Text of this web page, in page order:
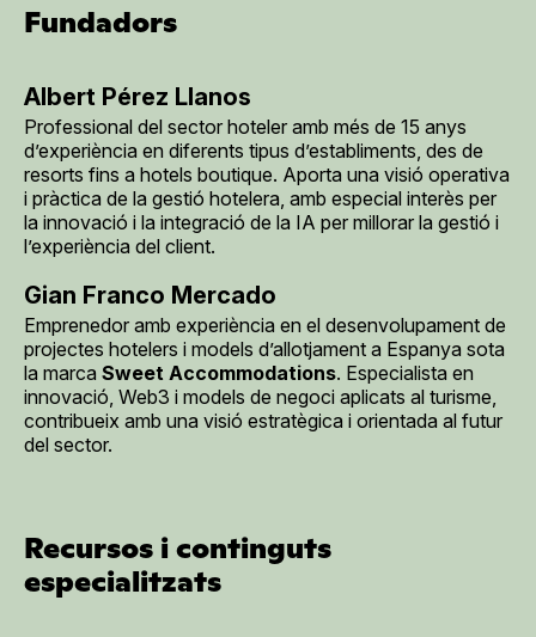
Fundadors
Albert Pérez Llanos
Professional del sector hoteler amb més de 15 anys
d’experiència en diferents tipus d’establiments, des de
resorts fins a hotels boutique. Aporta una visió operativa
i pràctica de la gestió hotelera, amb especial interès per
la innovació i la integració de la IA per millorar la gestió i
l’experiència del client.
Gian Franco Mercado
Emprenedor amb experiència en el desenvolupament de
projectes hotelers i models d’allotjament a Espanya sota
la marca Sweet Accommodations. Especialista en
innovació, Web3 i models de negoci aplicats al turisme,
contribueix amb una visió estratègica i orientada al futur
del sector.
Recursos i continguts
especialitzats